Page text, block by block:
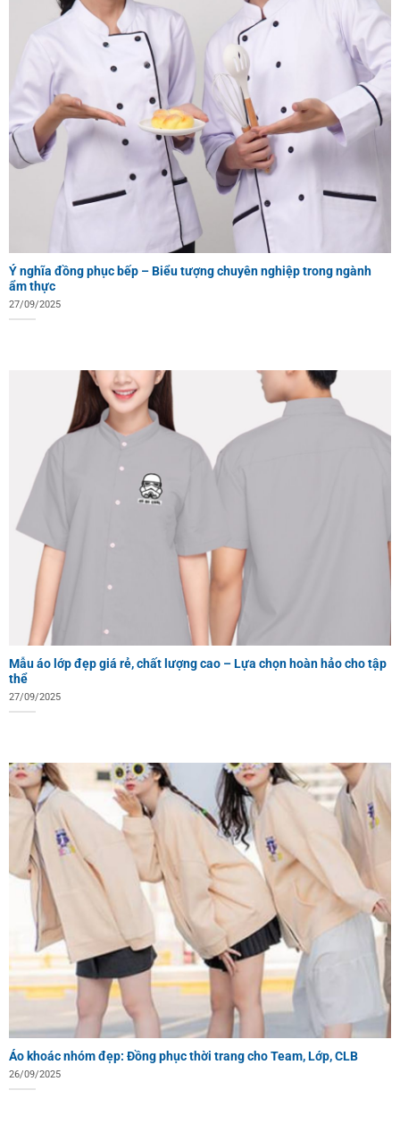
Ý nghĩa đồng phục bếp – Biểu tượng chuyên nghiệp trong ngành
ẩm thực
27/09/2025
Mẫu áo lớp đẹp giá rẻ, chất lượng cao – Lựa chọn hoàn hảo cho tập
thể
27/09/2025
Áo khoác nhóm đẹp: Đồng phục thời trang cho Team, Lớp, CLB
26/09/2025